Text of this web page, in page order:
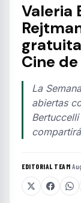
Valeria
Cine
La
abiertas
EDITORIAL TEAM·